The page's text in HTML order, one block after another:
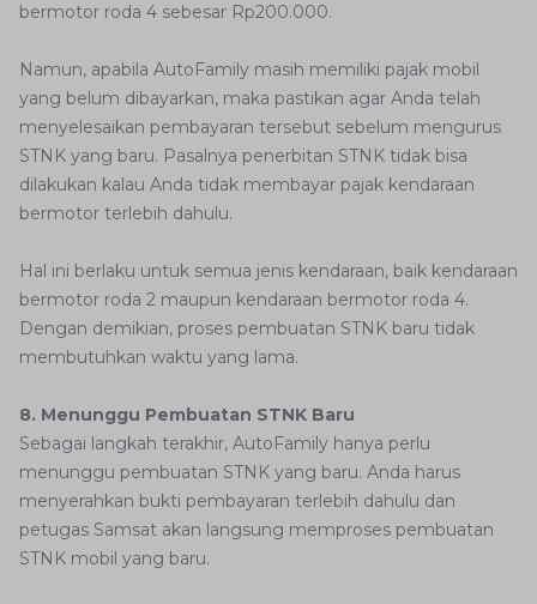
bermotor roda 4 sebesar Rp200.000.
Namun, apabila AutoFamily masih memiliki pajak mobil
yang belum dibayarkan, maka pastikan agar Anda telah
menyelesaikan pembayaran tersebut sebelum mengurus
STNK yang baru. Pasalnya penerbitan STNK tidak bisa
dilakukan kalau Anda tidak membayar pajak kendaraan
bermotor terlebih dahulu.
Hal ini berlaku untuk semua jenis kendaraan, baik kendaraan
bermotor roda 2 maupun kendaraan bermotor roda 4.
Dengan demikian, proses pembuatan STNK baru tidak
membutuhkan waktu yang lama.
8. Menunggu Pembuatan STNK Baru
Sebagai langkah terakhir, AutoFamily hanya perlu
menunggu pembuatan STNK yang baru. Anda harus
menyerahkan bukti pembayaran terlebih dahulu dan
petugas Samsat akan langsung memproses pembuatan
STNK mobil yang baru.